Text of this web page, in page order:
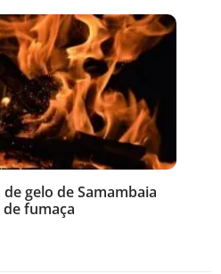
gelo de Samambaia
fumaça